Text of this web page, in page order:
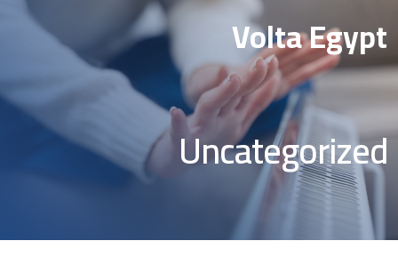
Volta Egypt
Uncategorized